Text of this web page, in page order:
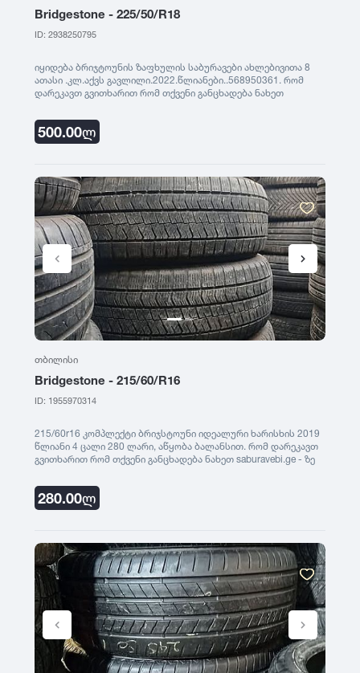
Bridgestone - 225/50/R18
ID: 2938250795
იყიდება ბრიჯტოუნის ზაფხულის საბურავები ახლებივითა 8
ათასი .კლ.აქვს გავლილი.2022.წლიანები..568950361. რომ
დარეკავთ გვითხარით რომ თქვენი განცხადება ნახეთ
500.00ლ
თბილისი
Bridgestone - 215/60/R16
ID: 1955970314
215/60r16 კომპლექტი ბრიჯსტოუნი იდეალური ხარისხის 2019
წლიანი 4 ცალი 280 ლარი, აწყობა ბალანსით. რომ დარეკავთ
გვითხარით რომ თქვენი განცხადება ნახეთ saburavebi.ge - ზე
280.00ლ